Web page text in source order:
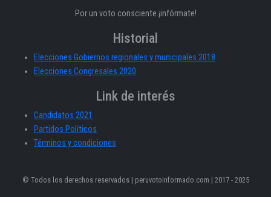
Por un voto consciente ¡infórmate!
Historial
Elecciones Gobiernos regionales y municipales 2018
Elecciones Congresales 2020
Link de interés
Candidatos 2021
Partidos Políticos
Términos y condiciones
© Todos los derechos reservados | peruvotoinformado.com | 2017 - 2025